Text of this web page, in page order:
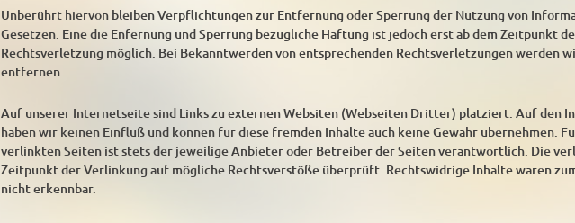
Unberührt hiervon bleiben Verpflichtungen zur Entfernung oder Sperrung der Nutzung von
Gesetzen. Eine die Enfernung und Sperrung bezügliche Haftung ist jedoch erst ab dem Zeitpunkt
Rechtsverletzung möglich. Bei Bekanntwerden von entsprechenden Rechtsverletzungen werden
entfernen.
Auf unserer Internetseite sind Links zu externen Websiten (Webseiten Dritter) platziert. Auf den
haben wir keinen Einfluß und können für diese fremden Inhalte auch keine Gewähr übernehmen.
verlinkten Seiten ist stets der jeweilige Anbieter oder Betreiber der Seiten verantwortlich. Die
Zeitpunkt der Verlinkung auf mögliche Rechtsverstöße überprüft. Rechtswidrige Inhalte waren
nicht erkennbar.